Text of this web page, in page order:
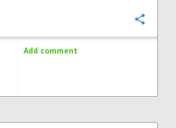
Add comment